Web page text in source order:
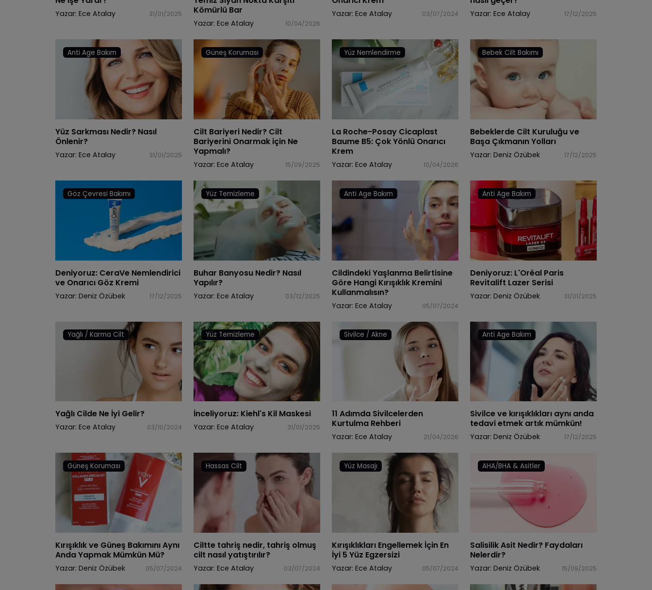
Yazar: Ece Atalay 31/01/2025
Kömürlü Bar
Yazar: Ece Atalay 10/04/2026
Yazar: Ece Atalay 03/07/2024 Yazar: Ece Atalay 17/12/2025
Anti Age Bakım
Yüz Sarkması Nedir? Nasıl
Önlenir?
Yazar: Ece Atalay 31/01/2025
Güneş Koruması
Cilt Bariyeri Nedir? Cilt
Bariyerini Onarmak için Ne
Yapmalı?
Yazar: Ece Atalay 15/09/2025
Yüz Nemlendirme
La Roche-Posay Cicaplast
Baume B5: Çok Yönlü Onarıcı
Krem
Yazar: Ece Atalay 10/04/2026
Bebek Cilt Bakımı
Bebeklerde Cilt Kuruluğu ve
Başa Çıkmanın Yolları
Yazar: Deniz Özübek 17/12/2025
Göz Çevresi Bakımı
Deniyoruz: CeraVe Nemlendirici
ve Onarıcı Göz Kremi
Yazar: Deniz Özübek 17/12/2025
Yüz Temizleme
Buhar Banyosu Nedir? Nasıl
Yapılır?
Yazar: Ece Atalay 03/12/2025
Anti Age Bakım
Cildindeki Yaşlanma Belirtisine
Göre Hangi Kırışıklık Kremini
Kullanmalısın?
Yazar: Ece Atalay 05/07/2024
Anti Age Bakım
Deniyoruz: L'Oréal Paris
Revitalift Lazer Serisi
Yazar: Deniz Özübek 31/01/2025
Yağlı / Karma Cilt
Yağlı Cilde Ne İyi Gelir?
Yazar: Ece Atalay 03/10/2024
Yüz Temizleme
İnceliyoruz: Kiehl's Kil Maskesi
Yazar: Ece Atalay 31/01/2025
Sivilce / Akne
11 Adımda Sivilcelerden
Kurtulma Rehberi
Yazar: Ece Atalay 21/04/2026
Anti Age Bakım
Sivilce ve kırışıklıkları aynı anda
tedavi etmek artık mümkün!
Yazar: Deniz Özübek 17/12/2025
Güneş Koruması
Kırışıklık ve Güneş Bakımını Aynı
Anda Yapmak Mümkün Mü?
Yazar: Deniz Özübek 05/07/2024
Hassas Cilt
Ciltte tahriş nedir, tahriş olmuş
cilt nasıl yatıştırılır?
Yazar: Ece Atalay 03/07/2024
Yüz Masajı
Kırışıklıkları Engellemek İçin En
İyi 5 Yüz Egzersizi
Yazar: Ece Atalay 05/07/2024
AHA/BHA & Asitler
Salisilik Asit Nedir? Faydaları
Nelerdir?
Yazar: Deniz Özübek 15/09/2025